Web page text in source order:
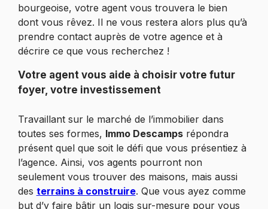
bourgeoise, votre agent vous trouvera le bien
dont vous rêvez. Il ne vous restera alors plus qu’à
prendre contact auprès de votre agence et à
décrire ce que vous recherchez !
Votre agent vous aide à choisir votre futur
foyer, votre investissement
Travaillant sur le marché de l’immobilier dans
toutes ses formes, Immo Descampsrépondra
présent quel que soit le défi que vous présentiez à
l’agence. Ainsi, vos agents pourront non
seulement vous trouver des maisons, mais aussi
des terrains à construire. Que vous ayez comme
but d’y faire bâtir un logis sur-mesure pour vous